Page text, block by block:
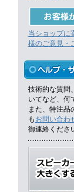
当ショップに
様のご意見・
技術的な質問
いてなど、何
また、特注品
も お問い合わ
御連絡くださ